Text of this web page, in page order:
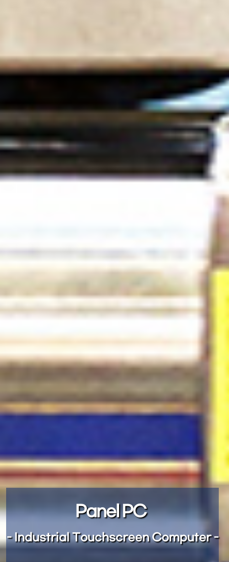
Panel PC
- Industrial Touchscreen Computer -